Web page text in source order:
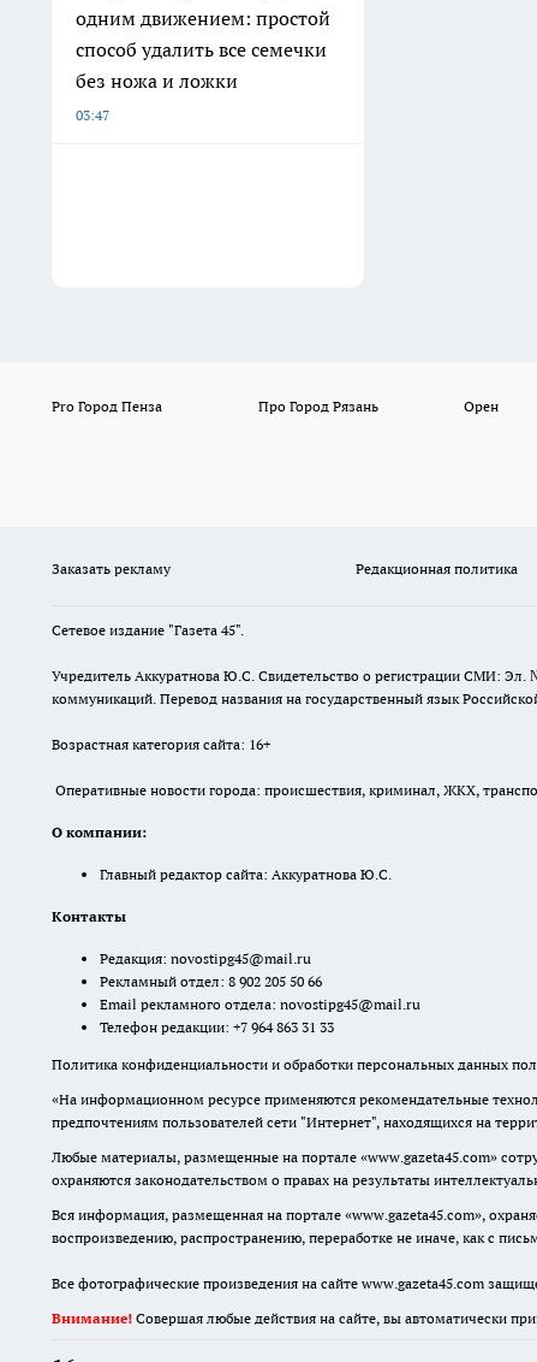
одним движением: простой
способ удалить все семечки
без ножа и ложки
03:47
Pro Город Пенза Про Город Рязань Орен
Заказать рекламу Редакционная политика
Сетевое издание "Газета 45".
Учредитель Аккуратнова Ю.С. Свидетельство о регистрации СМИ:
коммуникаций. Перевод названия на государственный язык
Возрастная категория сайта: 16+
Оперативные новости города: происшествия, криминал, ЖКХ,
О компании:
Главный редактор сайта: Аккуратнова Ю.С.
Контакты
Редакция: novostipg45@mail.ru
Рекламный отдел: 8 902 205 50 66
Email рекламного отдела: novostipg45@mail.ru
Телефон редакции: +7 964 863 31 33
Политика конфиденциальности и обработки персональных данных
«На информационном ресурсе применяются рекомендательные
предпочтениям пользователей сети "Интернет", находящихся на
Любые материалы, размещенные на портале «www.gazeta45.com»
охраняются законодательством о правах на результаты
Вся информация, размещенная на портале «www.gazeta45.com»,
воспроизведению, распространению, переработке не иначе, как с
Все фотографические произведения на сайте www.gazeta45.com
Внимание! Совершая любые действия на сайте, вы автоматически